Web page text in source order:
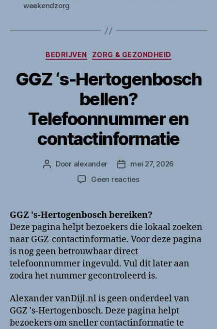
weekendzorg
Categorieën
BEDRIJVEN ZORG & GEZONDHEID
GGZ ‘s-Hertogenbosch
bellen?
Telefoonnummer en
contactinformatie
Berichtauteur
Door alexander Berichtdatum
mei 27, 2026
Geen reactiesop
Hertogenbosch
bellen?
Telefoonnummer
en
GGZ 's-Hertogenbosch bereiken?
Deze pagina helpt bezoekers die lokaal zoeken
naar GGZ-contactinformatie. Voor deze pagina
is nog geen betrouwbaar direct
telefoonnummer ingevuld. Vul dit later aan
zodra het nummer gecontroleerd is.
Alexander vanDijl.nl is geen onderdeel van
GGZ 's-Hertogenbosch. Deze pagina helpt
bezoekers om sneller contactinformatie te